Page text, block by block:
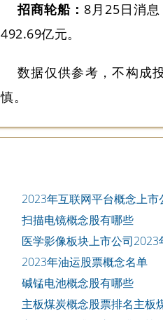
招商轮船： 8月25日消
492.69亿元。
数据仅供参考，不构成
慎。
2023年互联网平台概念上市
扫描电镜概念股有哪些
医学影像板块上市公司2023
2023年油运股票概念名单
碱锰电池概念股有哪些
主板煤炭概念股票排名主板